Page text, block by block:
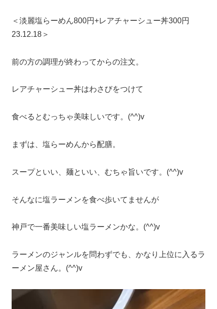
＜淡麗塩らーめん800円+レアチャーシュー丼300円
23.12.18＞
前の方の調理が終わってからの注文。
レアチャーシュー丼はわさびをつけて
食べるとむっちゃ美味しいです。(^^)v
まずは、塩らーめんから配膳。
スープといい、麺といい、むちゃ旨いです。(^^)v
そんなに塩ラーメンを食べ歩いてませんが
神戸で一番美味しい塩ラーメンかな。(^^)v
ラーメンのジャンルを問わずでも、かなり上位に入るラ
ーメン屋さん。(^^)v